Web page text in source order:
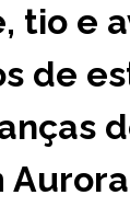
tio e
de
Aurora